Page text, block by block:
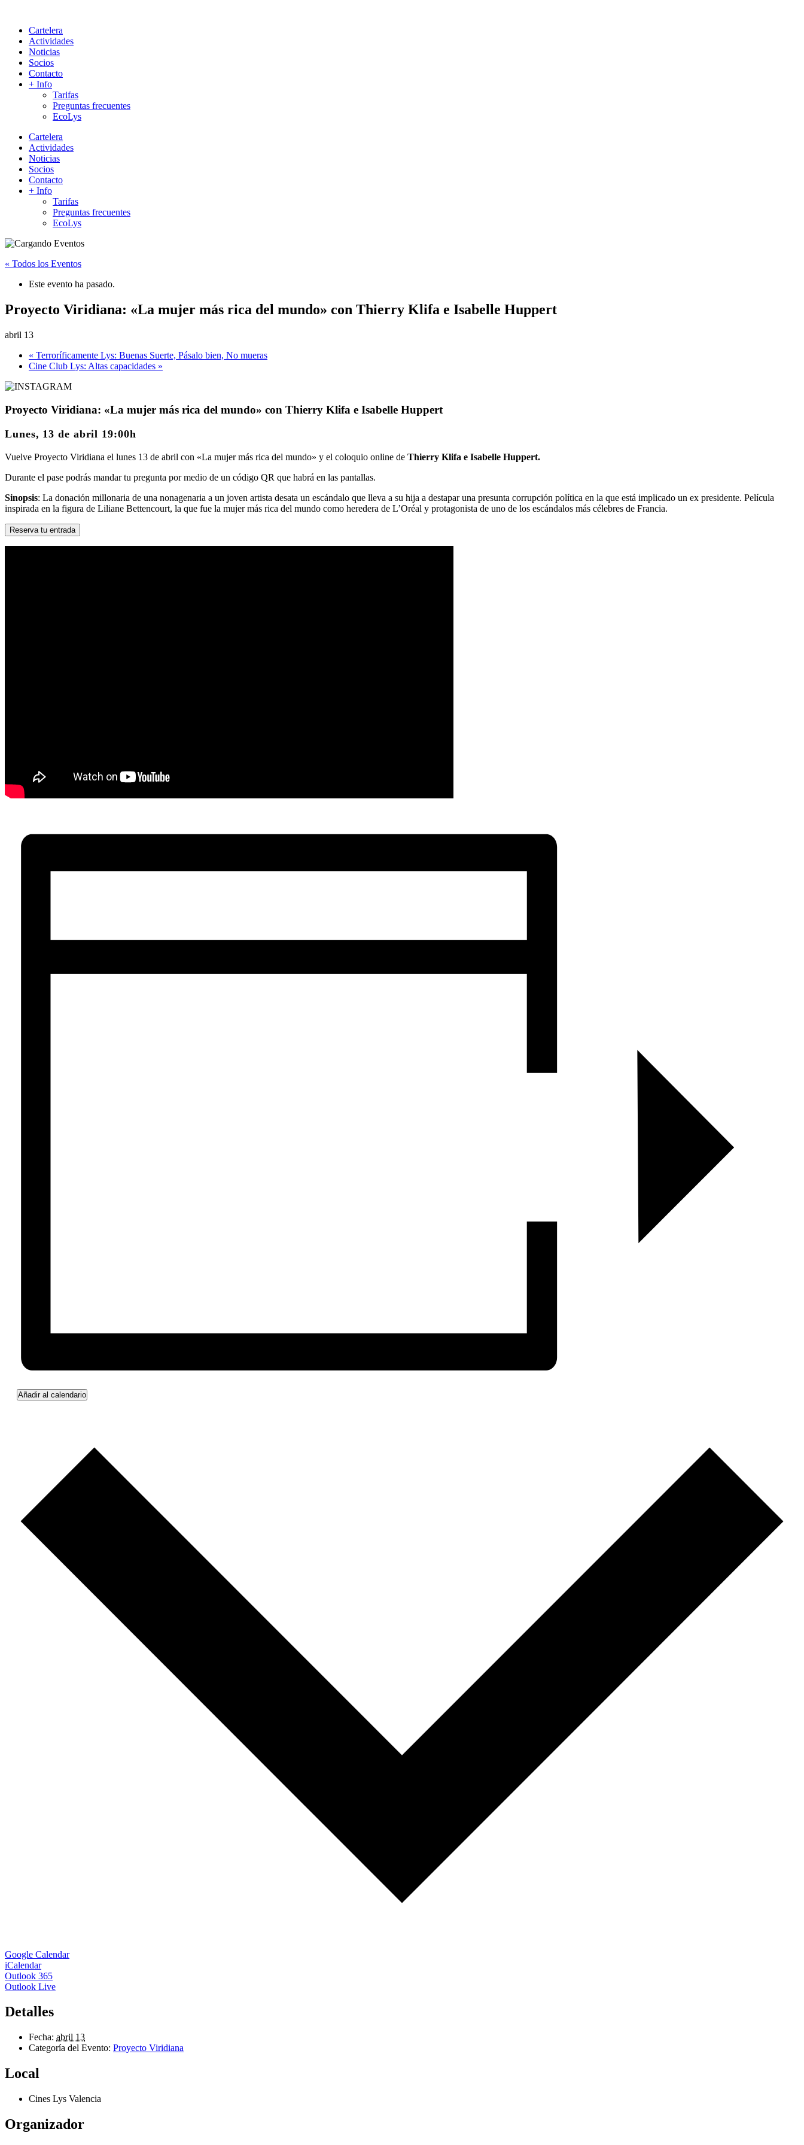
Cartelera
Actividades
Noticias
Socios
Contacto
+ Info
Tarifas
Preguntas frecuentes
EcoLys
Cartelera
Actividades
Noticias
Socios
Contacto
+ Info
Tarifas
Preguntas frecuentes
EcoLys
« Todos los Eventos
Este evento ha pasado.
Proyecto Viridiana: «La mujer más rica del mundo» con Thierry Klifa e Isabelle Huppert
abril 13
« Terroríficamente Lys: Buenas Suerte, Pásalo bien, No mueras
Cine Club Lys: Altas capacidades »
Proyecto Viridiana: «La mujer más rica del mundo» con Thierry Klifa e Isabelle Huppert
Lunes, 13 de abril 19:00h
Vuelve Proyecto Viridiana el lunes 13 de abril con «La mujer más rica del mundo» y el coloquio online de Thierry Klifa e Isabelle Huppert.
Durante el pase podrás mandar tu pregunta por medio de un código QR que habrá en las pantallas.
Sinopsis: La donación millonaria de una nonagenaria a un joven artista desata un escándalo que lleva a su hija a destapar una presunta corrupción política en la que está implicado un ex presidente. Película
inspirada en la figura de Liliane Bettencourt, la que fue la mujer más rica del mundo como heredera de L’Oréal y protagonista de uno de los escándalos más célebres de Francia.
Reserva tu entrada
Añadir al calendario
Google Calendar
iCalendar
Outlook 365
Outlook Live
Detalles
Fecha: abril 13
Categoría del Evento: Proyecto Viridiana
Local
Cines Lys Valencia
Organizador